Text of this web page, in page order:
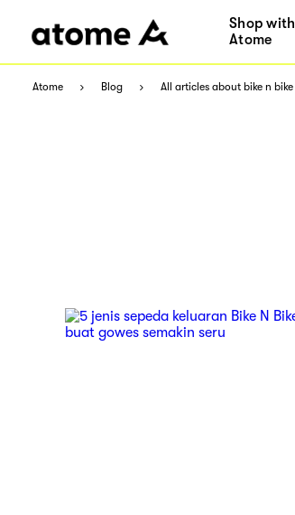
Shop with
Atome
Atome Blog All articles about bike n bike